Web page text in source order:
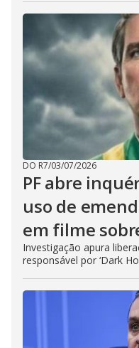
DO R7/03/07/2026
PF abre
uso de
em filme
Investigação apura
responsável por ‘Dark